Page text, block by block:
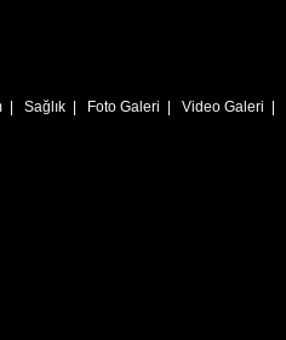
| Sağlık | Foto Galeri | Video Galeri |